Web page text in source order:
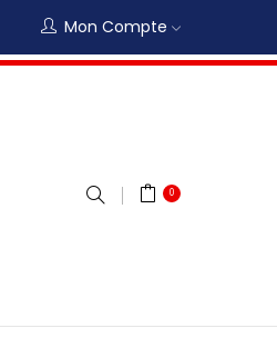
Mon Compte
0